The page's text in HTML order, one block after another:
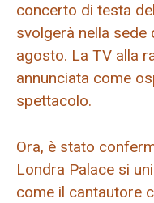
concerto di testa
svolgerà nella sede
agosto. La TV alla
annunciata come
spettacolo.
Ora, è stato
Londra Palace si
come il cantautore